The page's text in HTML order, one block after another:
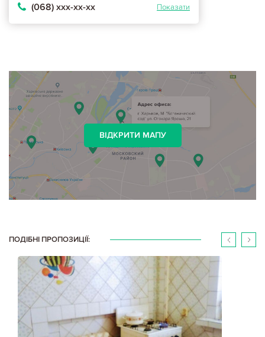
(068) ххх-хх-хх
Показати
ВІДКРИТИ МАПУ
ПОДІБНІ ПРОПОЗИЦІЇ: